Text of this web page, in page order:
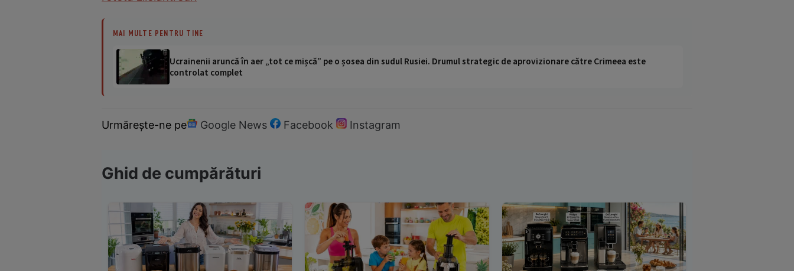
MAI MULTE PENTRU TINE
Ucrainenii aruncă în aer „tot ce mișcă” pe o șosea din sudul Rusiei. Drumul strategic de aprovizionare către Crimeea este
controlat complet
Urmărește-ne pe Google News Facebook Instagram
Ghid de cumpărături